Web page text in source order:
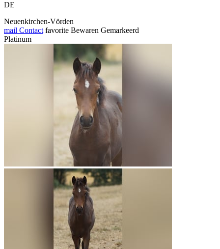
DE
Neuenkirchen-Vörden
mail Contact favorite Bewaren Gemarkeerd
Platinum